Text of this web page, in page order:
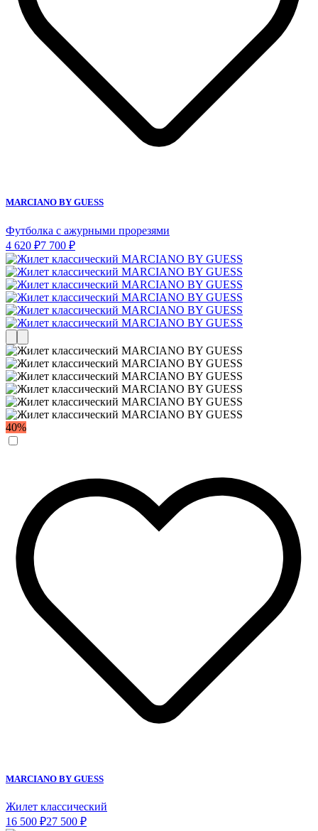
MARCIANO BY GUESS
Футболка с ажурными прорезями
4 620 ₽7 700 ₽
40%
MARCIANO BY GUESS
Жилет классический
16 500 ₽27 500 ₽